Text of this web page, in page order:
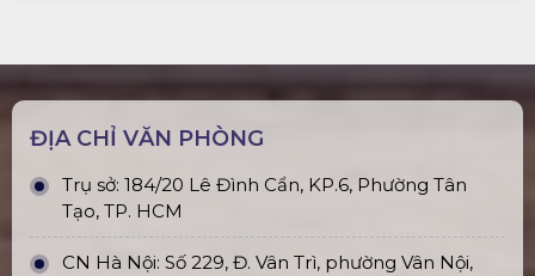
ĐỊA CHỈ VĂN PHÒNG
Trụ sở: 184/20 Lê Đình Cẩn, KP.6, Phường Tân
Tạo, TP. HCM
CN Hà Nội: Số 229, Đ. Vân Trì, phường Vân Nội,